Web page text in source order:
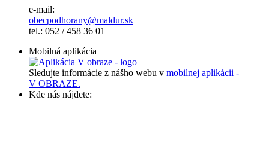
e-mail:
obecpodhorany@maldur.sk
tel.: 052 / 458 36 01
Mobilná aplikácia
Sledujte informácie z nášho webu v mobilnej aplikácii -
V OBRAZE.
Kde nás nájdete: